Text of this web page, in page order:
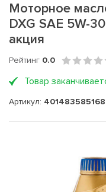
Моторное
DXG SAE 5W-
акция
Рейтинг 0.0
Товар
Артикул: